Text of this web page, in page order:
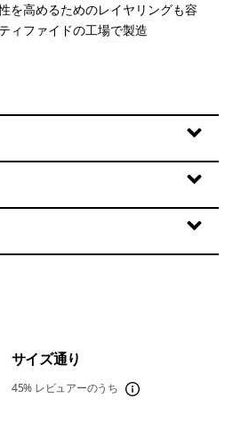
を高めるためのレイヤリングも容
ィファイドの工場で製造
サイズ通り
45% レビュアーのうち